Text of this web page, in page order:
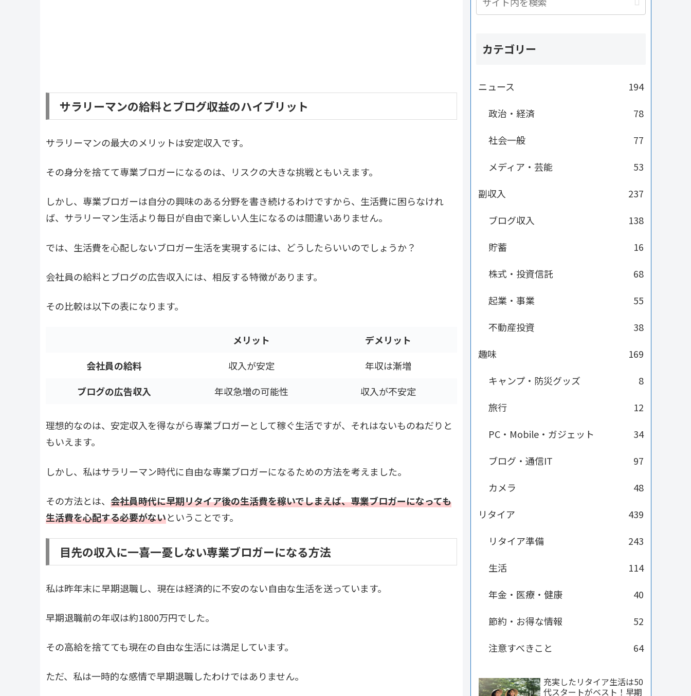
サラリーマンの給料とブログ収益のハイブリット
サラリーマンの最大のメリットは安定収入です。
その身分を捨てて専業ブロガーになるのは、リスクの大きな挑戦ともいえます。
しかし、専業ブロガーは自分の興味のある分野を書き続けるわけですから、生活費に困らなけれ
ば、サラリーマン生活より毎日が自由で楽しい人生になるのは間違いありません。
では、生活費を心配しないブロガー生活を実現するには、どうしたらいいのでしょうか？
会社員の給料とブログの広告収入には、相反する特徴があります。
その比較は以下の表になります。
メリット
デメリット
会社員の給料
収入が安定
年収は漸増
ブログの広告収入
年収急増の可能性 収入が不安定
理想的なのは、安定収入を得ながら専業ブロガーとして稼ぐ生活ですが、それはないものねだりと
もいえます。
しかし、私はサラリーマン時代に自由な専業ブロガーになるための方法を考えました。
その方法とは、 会社員時代に早期リタイア後の生活費を稼いでしまえば、専業ブロガーになっても
生活費を心配する必要がないということです。
目先の収入に一喜一憂しない専業ブロガーになる方法
私は昨年末に早期退職し、現在は経済的に不安のない自由な生活を送っています。
早期退職前の年収は約1800万円でした。
その高給を捨てても現在の自由な生活には満足しています。
ただ、私は一時的な感情で早期退職したわけではありません。
カテゴリー
ニュース
194
政治・経済
78
社会一般
77
メディア・芸能
53
副収入
237
ブログ収入
138
貯蓄
16
株式・投資信託
68
起業・事業
55
不動産投資
38
趣味
169
キャンプ・防災グッズ
8
旅行
12
PC・Mobile・ガジェット
34
ブログ・通信IT
97
カメラ
48
リタイア
439
リタイア準備
243
生活
114
年金・医療・健康
40
節約・お得な情報
52
注意すべきこと
64
充実したリタイア生活は50
代スタートがベスト！早期